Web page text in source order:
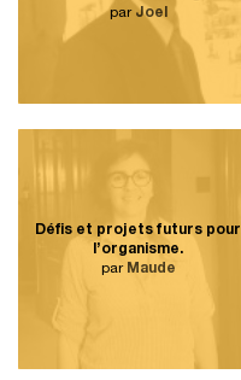
par Joel
Défis et projets futurs pour
l’organisme.
par Maude